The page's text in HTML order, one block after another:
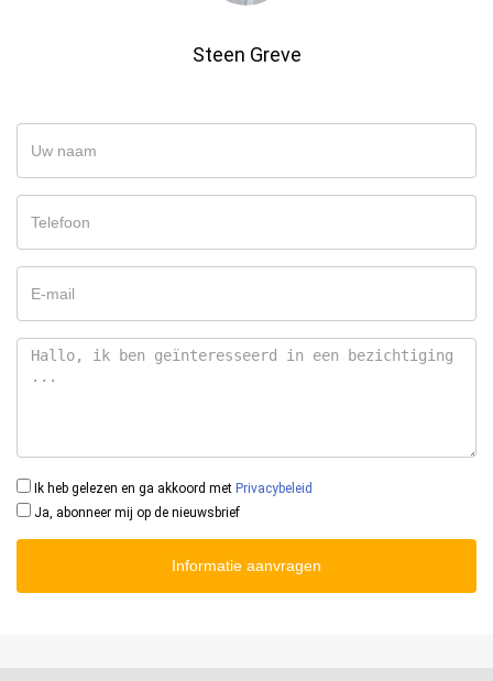
Steen Greve
Ik heb gelezen en ga akkoord met Privacybeleid
Ja, abonneer mij op de nieuwsbrief
Informatie aanvragen